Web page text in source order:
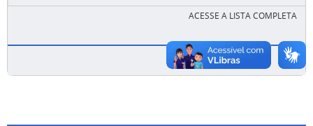
ACESSE A LISTA COMPLETA